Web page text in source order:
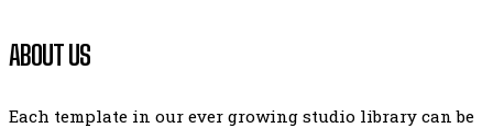
ABOUT US
Each template in our ever growing studio library can be